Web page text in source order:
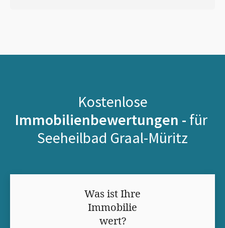
Kostenlose
Immobilienbewertungen - für
Seeheilbad Graal-Müritz
Was ist Ihre
Immobilie
wert?